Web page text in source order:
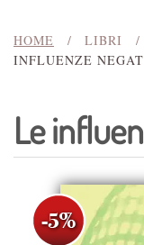
HOME LIBRI
INFLUENZE
Le